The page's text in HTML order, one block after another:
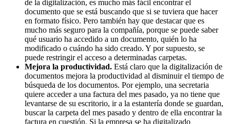
de la digitalización, es mucho más fácil encontrar el
documento que se está buscando que si se tuviera que hacer
en formato físico. Pero también hay que destacar que es
mucho más seguro para la compañía, porque se puede saber
qué usuario ha accedido a un documento, quién lo ha
modificado o cuándo ha sido creado. Y por supuesto, se
puede restringir el acceso a determinadas carpetas.
Mejora la productividad. Está claro que la digitalización de
documentos mejora la productividad al disminuir el tiempo de
búsqueda de los documentos. Por ejemplo, una secretaria
quiere acceder a una factura del mes pasado, ya no tiene que
levantarse de su escritorio, ir a la estantería donde se guardan,
buscar la carpeta del mes pasado y dentro de ella encontrar la
factura en cuestión. Si la empresa se ha digitalizado